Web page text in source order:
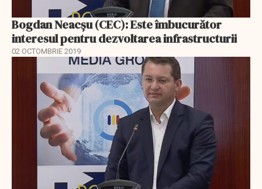
Bogdan Neacșu (CEC): Este îmbucurător
interesul pentru dezvoltarea infrastructurii
02 OCTOMBRIE 2019